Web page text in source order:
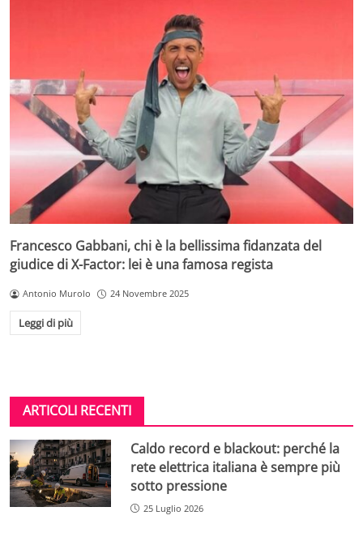
Francesco Gabbani, chi è la bellissima fidanzata del
giudice di X-Factor: lei è una famosa regista
Antonio Murolo 24 Novembre 2025
Leggi di più
ARTICOLI RECENTI
Caldo record e blackout: perché la
rete elettrica italiana è sempre più
sotto pressione
25 Luglio 2026